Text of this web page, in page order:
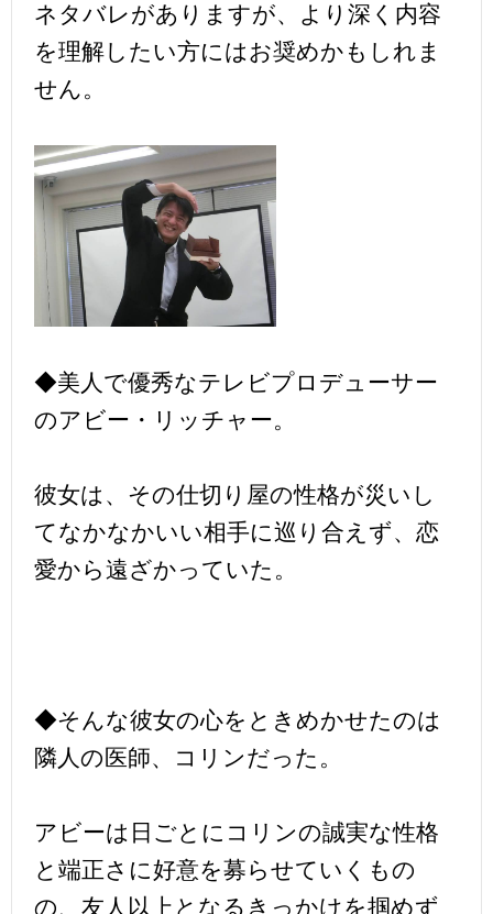
ネタバレがありますが、より深く内容
を理解したい方にはお奨めかもしれま
せん。
◆美人で優秀なテレビプロデューサー
のアビー・リッチャー。
彼女は、その仕切り屋の性格が災いし
てなかなかいい相手に巡り合えず、恋
愛から遠ざかっていた。
◆そんな彼女の心をときめかせたのは
隣人の医師、コリンだった。
アビーは日ごとにコリンの誠実な性格
と端正さに好意を募らせていくもの
の、友人以上となるきっかけを掴めず